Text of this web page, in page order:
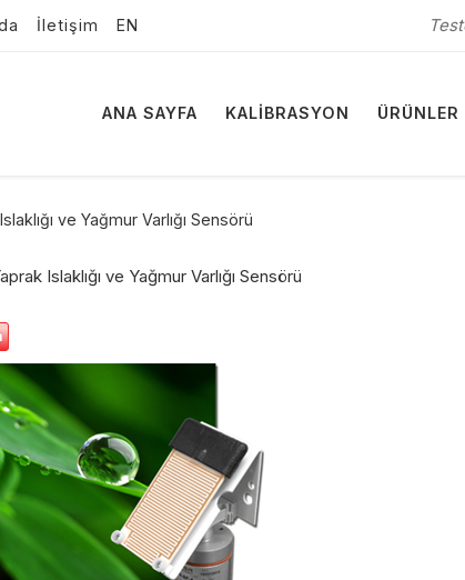
İletişim EN
ANA SAYFA KALIBRASYON ÜRÜNLER
ve Yağmur Varlığı Sensörü
Islaklığı ve Yağmur Varlığı Sensörü